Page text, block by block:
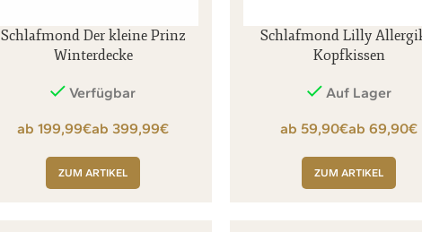
Schlafmond Der kleine Prinz
Winterdecke
Verfügbar
€ €
ZUM ARTIKEL
Schlafmond Lilly
Kopfkissen
Auf Lager
€ €
ZUM ARTIKEL